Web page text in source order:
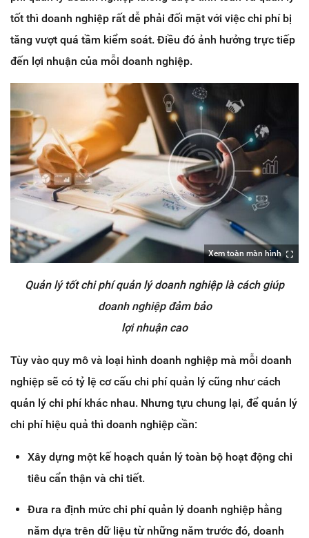
tốt thì doanh nghiệp rất dễ phải đối mặt với việc chi phí bị
tăng vượt quá tầm kiểm soát. Điều đó ảnh hưởng trực tiếp
đến lợi nhuận của mỗi doanh nghiệp.
Xem toàn màn hình
Quản lý tốt chi phí quản lý doanh nghiệp là cách giúp
doanh nghiệp đảm bảo
lợi nhuận cao
Tùy vào quy mô và loại hình doanh nghiệp mà mỗi doanh
nghiệp sẽ có tỷ lệ cơ cấu chi phí quản lý cũng như cách
quản lý chi phí khác nhau. Nhưng tựu chung lại, để quản lý
chi phí hiệu quả thì doanh nghiệp cần:
Xây dựng một kế hoạch quản lý toàn bộ hoạt động chi
tiêu cẩn thận và chi tiết.
Đưa ra định mức chi phí quản lý doanh nghiệp hằng
năm dựa trên dữ liệu từ những năm trước đó, doanh